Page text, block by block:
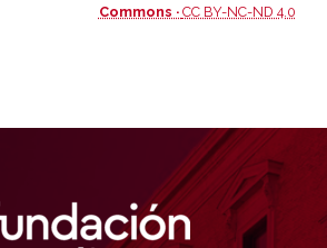
Commons · CC BY-NC-ND 4.0